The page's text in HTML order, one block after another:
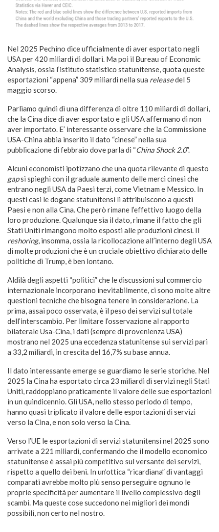
Nel 2025 Pechino dice ufficialmente di aver esportato negli
USA per 420 miliardi di dollari. Ma poi il Bureau of Economic
Analysis, ossia l’istituto statistico statunitense, quota queste
esportazioni “appena” 309 miliardi nella sua releasedel 5
maggio scorso.
Parliamo quindi di una differenza di oltre 110 miliardi di dollari,
che la Cina dice di aver esportato e gli USA affermano di non
aver importato. E’ interessante osservare che la Commissione
USA-China abbia inserito il dato “cinese” nella sua
pubblicazione di febbraio dove parla di “China Shock 2.0”.
Alcuni economisti ipotizzano che una quota rilevante di questo
gapsi spieghi con il graduale aumento delle merci cinesi che
entrano negli USA da Paesi terzi, come Vietnam e Messico. In
questi casi le dogane statunitensi li attribuiscono a questi
Paesi e non alla Cina. Che però rimane l’effettivo luogo della
loro produzione. Qualunque sia il dato, rimane il fatto che gli
Stati Uniti rimangono molto esposti alle produzioni cinesi. Il
reshoring, insomma, ossia la ricollocazione all’interno degli USA
di molte produzioni che è un cruciale obiettivo dichiarato delle
politiche di Trump, è ben lontano.
Aldilà degli aspetti “politici” che le discussioni sul commercio
internazionale incorporano inevitabilmente, ci sono molte altre
questioni tecniche che bisogna tenere in considerazione. La
prima, assai poco osservata, è il peso dei servizi sul totale
dell’interscambio. Per limitare l’osservazione al rapporto
bilaterale Usa-Cina, i dati (sempre di provenienza USA)
mostrano nel 2025 una eccedenza statunitense sui servizi pari
a 33,2 miliardi, in crescita del 16,7% su base annua.
Il dato interessante emerge se guardiamo le serie storiche. Nel
2025 la Cina ha esportato circa 23 miliardi di servizi negli Stati
Uniti, raddoppiano praticamente il valore delle sue esportazioni
in un quindicennio. Gli USA, nello stesso periodo di tempo,
hanno quasi triplicato il valore delle esportazioni di servizi
verso la Cina, e non solo verso la Cina.
Verso l’UE le esportazioni di servizi statunitensi nel 2025 sono
arrivate a 221 miliardi, confermando che il modello economico
statunitense è assai più competitivo sul versante dei servizi,
rispetto a quello dei beni. In un’ottica “ricardiana” di vantaggi
comparati avrebbe molto più senso perseguire ognuno le
proprie specificità per aumentare il livello complessivo degli
scambi. Ma queste cose succedono nei migliori dei mondi
possibili, non certo nel nostro.